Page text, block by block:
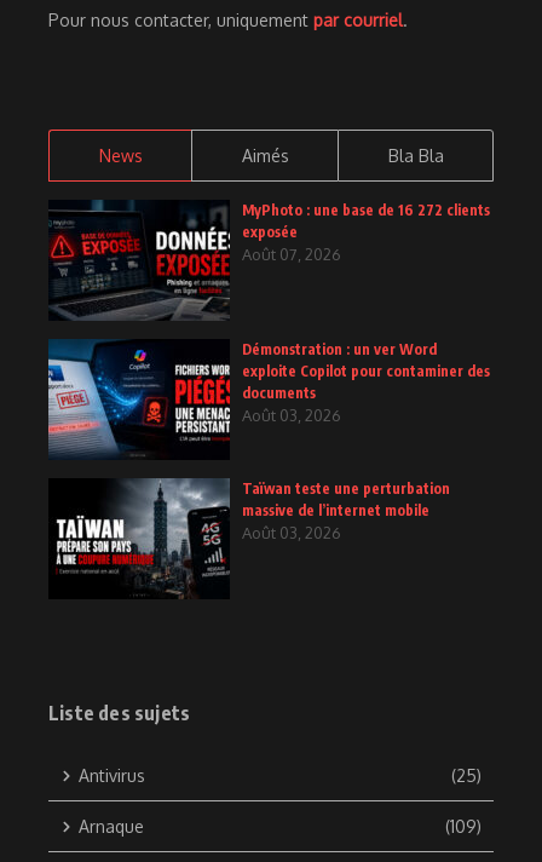
Pour nous contacter, uniquement par courriel.
News Aimés Bla Bla
MyPhoto : une base de 16 272 clients
exposée
Août 07, 2026
Démonstration : un ver Word
exploite Copilot pour contaminer des
documents
Août 03, 2026
Taïwan teste une perturbation
massive de l’internet mobile
Août 03, 2026
Liste des sujets
Antivirus (25)
Arnaque (109)